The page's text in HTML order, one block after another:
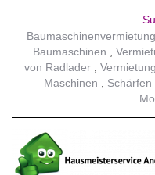
Baumaschinenvermietung
Baumaschinen
von Radlader
Maschinen
Schärfen